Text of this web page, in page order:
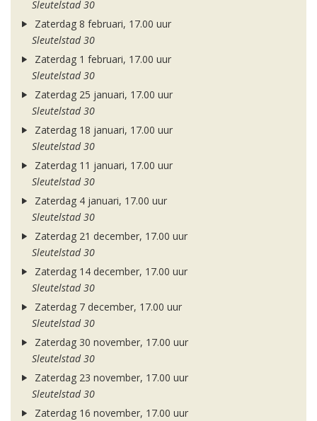
Sleutelstad 30
Zaterdag 8 februari, 17.00 uur
Sleutelstad 30
Zaterdag 1 februari, 17.00 uur
Sleutelstad 30
Zaterdag 25 januari, 17.00 uur
Sleutelstad 30
Zaterdag 18 januari, 17.00 uur
Sleutelstad 30
Zaterdag 11 januari, 17.00 uur
Sleutelstad 30
Zaterdag 4 januari, 17.00 uur
Sleutelstad 30
Zaterdag 21 december, 17.00 uur
Sleutelstad 30
Zaterdag 14 december, 17.00 uur
Sleutelstad 30
Zaterdag 7 december, 17.00 uur
Sleutelstad 30
Zaterdag 30 november, 17.00 uur
Sleutelstad 30
Zaterdag 23 november, 17.00 uur
Sleutelstad 30
Zaterdag 16 november, 17.00 uur